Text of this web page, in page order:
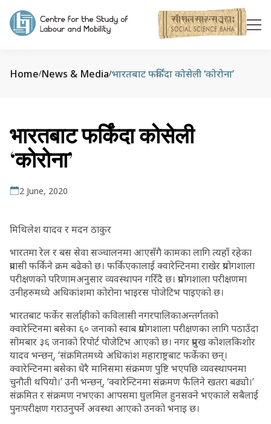
Home/News & Media/भारतबाट फर्किंदा कोसेली ‘कोरोना’
भारतबाट फर्किंदा कोसेली
‘कोरोना’
2 June, 2020
मिथिलेश यादव र मदन ठाकुर
भारतमा रेल र बस सेवा सञ्चालनमा आएसँगै कामका लागि त्यहाँ रहेका
प्रवासी फर्किने क्रम बढेको छ। फर्किएकालाई क्वारेन्टिनमा राखेर प्रयोगशाला
परीक्षणको परिणामअनुसार व्यवस्थापन गरिँदै छ। प्रयोगशाला परीक्षणमा
उनीहरुमध्ये अधिकांशमा कोरोना भाइरस पोजेटिभ पाइएको छ।
भारतबाट फर्केर सर्लाहीको कविलासी नगरपालिकाअन्तर्गतको
क्वारेन्टिनमा बसेका ६० जनाको स्वाब प्रयोगशाला परीक्षणका लागि पठाउँदा
सोमबार ३६ जनाको रिपोर्ट पोजेटिभ आएको छ। नगर प्रमुख कोशलकिशोर
यादव भन्छन्, ‘संक्रमितमध्ये अधिकांश महाराष्ट्रबाट फर्केका छन्।
क्वारेन्टिनमा बसेका धेरै मानिसमा संक्रमण पुष्टि भएपछि व्यवस्थापनमा
चुनौती थपियो।’ उनी भन्छन्, ‘क्वारेन्टिनमा संक्रमण फैलिने खतरा बढ्यो।’
संक्रमित र संक्रमण नभएका आपसमा घुलमिल हुनसक्ने भएकाले सबैलाई
पुनःपरीक्षण गराउनुपर्ने अवस्था आएको उनको भनाइ छ।